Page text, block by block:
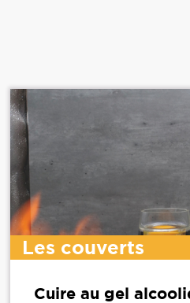
Les couverts
Cuire au gel